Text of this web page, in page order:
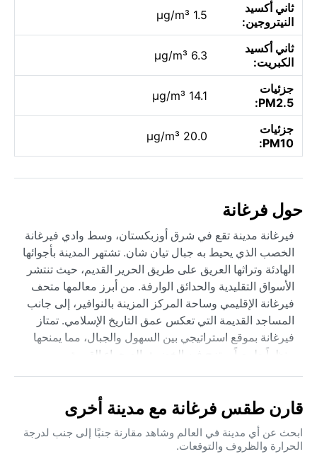
ثاني أكسيد
النيتروجين:
1.5 µg/m³
ثاني أكسيد
الكبريت:
6.3 µg/m³
جزئيات
PM2.5:
14.1 µg/m³
جزئيات
PM10:
20.0 µg/m³
حول فرغانة
فيرغانة مدينة تقع في شرق أوزبكستان، وسط وادي فيرغانة
الخصب الذي يحيط به جبال تيان شان. تشتهر المدينة بأجوائها
الهادئة وتراثها العريق على طريق الحرير القديم، حيث تنتشر
الأسواق التقليدية والحدائق الوارفة. من أبرز معالمها متحف
فيرغانة الإقليمي وساحة المركز المزينة بالنوافير، إلى جانب
المساجد القديمة التي تعكس عمق التاريخ الإسلامي. تمتاز
فيرغانة بموقع استراتيجي بين السهول والجبال، مما يمنحها
منظراً طبيعياً يمتزج فيه الخضرة بالصحراء القريبة.
مناخ فيرغانة مصنف ضمن مناخ الصحراء الباردة (BWk)، حيث
بينما شتاؤها بارد قد ينخفض إلى ما دون الصفر مع تساقط
ثلوج خفيفة أحياناً. الأمطار نادرة طوال العام، والرطوبة
منخفضة غالباً. في الصيف، يحتاج الزائر إلى ملابس قطنية
قارن طقس فرغانة مع مدينة أخرى
ابحث عن أي مدينة في العالم وشاهد مقارنة جنبًا إلى جنب لدرجة
الحرارة والظروف والتوقعات.